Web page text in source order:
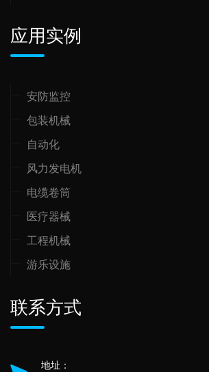
应用实例
安防监控
包装机械
自动化
风力发电机
电缆卷筒
医疗器械
工程机械
游乐设施
联系方式
地址：